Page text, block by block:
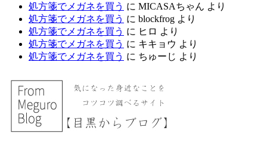
処方箋でメガネを買う に MICASAちゃん より
処方箋でメガネを買う に blockfrog より
処方箋でメガネを買う に ヒロ より
処方箋でメガネを買う に キキョウ より
処方箋でメガネを買う に ちゅーじ より